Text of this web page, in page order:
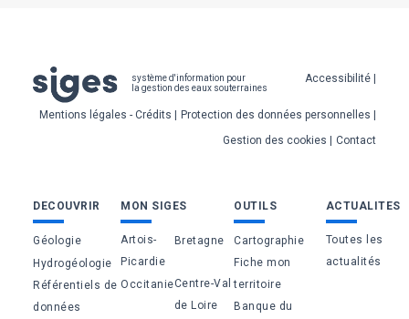
système d'information pour
la gestion des eaux souterraines
Pied
de
page
Accessibilité
Mentions légales - Crédits
Protection des données personnelles
Gestion des cookies
Contact
Bas
de
page
DECOUVRIR
Géologie
Hydrogéologie
Référentiels de
données
MON SIGES
Artois-
Picardie
Bretagne
OccitanieCentre-Val
de Loire
OUTILS
Cartographie
Fiche mon
territoire
Banque du
ACTUALITES
Toutes les
actualités